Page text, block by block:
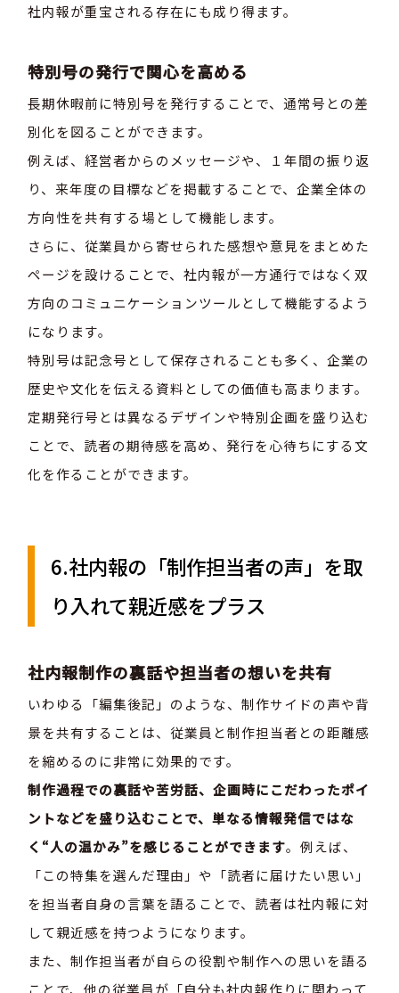
社内報が重宝される存在にも成り得ます。
特別号の発行で関心を高める
長期休暇前に特別号を発行することで、通常号との差
別化を図ることができます。
例えば、経営者からのメッセージや、１年間の振り返
り、来年度の目標などを掲載することで、企業全体の
方向性を共有する場として機能します。
さらに、従業員から寄せられた感想や意見をまとめた
ページを設けることで、社内報が一方通行ではなく双
方向のコミュニケーションツールとして機能するよう
になります。
特別号は記念号として保存されることも多く、企業の
歴史や文化を伝える資料としての価値も高まります。
定期発行号とは異なるデザインや特別企画を盛り込む
ことで、読者の期待感を高め、発行を心待ちにする文
化を作ることができます。
6.社内報の「制作担当者の声」を取
り入れて親近感をプラス
社内報制作の裏話や担当者の想いを共有
いわゆる「編集後記」のような、制作サイドの声や背
景を共有することは、従業員と制作担当者との距離感
を縮めるのに非常に効果的です。
制作過程での裏話や苦労話、企画時にこだわったポイ
ントなどを盛り込むことで、単なる情報発信ではな
く“人の温かみ”を感じることができます。例えば、
「この特集を選んだ理由」や「読者に届けたい思い」
を担当者自身の言葉を語ることで、読者は社内報に対
して親近感を持つようになります。
また、制作担当者が自らの役割や制作への思いを語る
ことで、他の従業員が「自分も社内報作りに関わって